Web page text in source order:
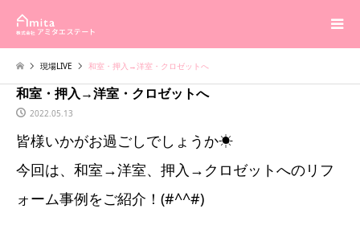
現場LIVE 和室・押入→洋室・クロゼットへ
和室・押入→洋室・クロゼットへ
2022.05.13
皆様いかがお過ごしでしょうか☀
今回は、和室→洋室、押入→クロゼットへのリフ
ォーム事例をご紹介！(#^^#)